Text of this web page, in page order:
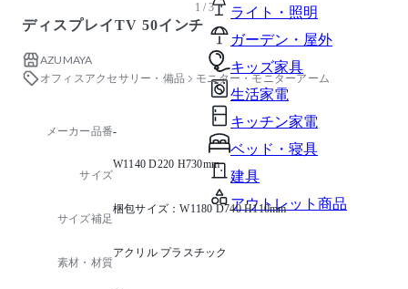
ライト・照明
ガーデン・屋外
キッズ家具
生活家電
キッチン家電
ベッド・寝具
建具
アウトレット商品
1 / 3
ディスプレイTV 50インチ
AZUMAYA
オフィスアクセサリー・備品
モニター・モニターアーム
メーカー品番-
サイズ
W1140 D220 H730mm
サイズ補足
梱包サイズ：W1180 D740 H110mm
素材・材質
アクリル プラスチック